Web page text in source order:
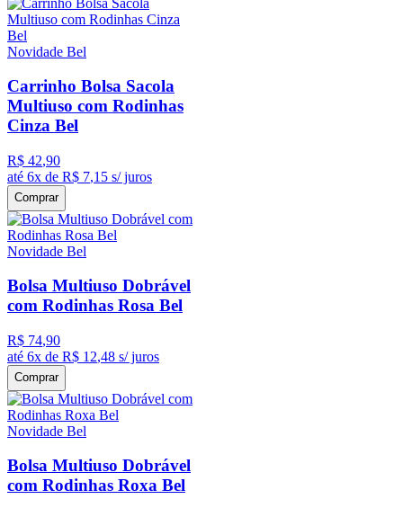
Novidade Bel
Carrinho Bolsa Sacola
Multiuso com Rodinhas
Cinza Bel
R$ 42,90
até 6x de R$ 7,15 s/ juros
Comprar
Novidade Bel
Bolsa Multiuso Dobrável
com Rodinhas Rosa Bel
R$ 74,90
até 6x de R$ 12,48 s/ juros
Comprar
Novidade Bel
Bolsa Multiuso Dobrável
com Rodinhas Roxa Bel